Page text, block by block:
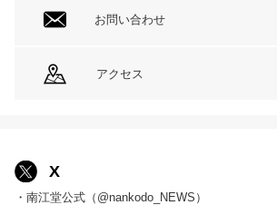
お問い合わせ
アクセス
X
・南江堂公式（@nankodo_NEWS）